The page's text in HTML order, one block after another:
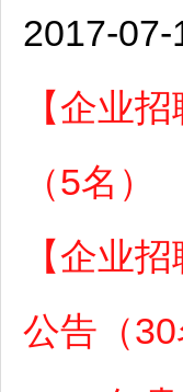
2017-07-
【企业
（5名）
【企业
公告（30